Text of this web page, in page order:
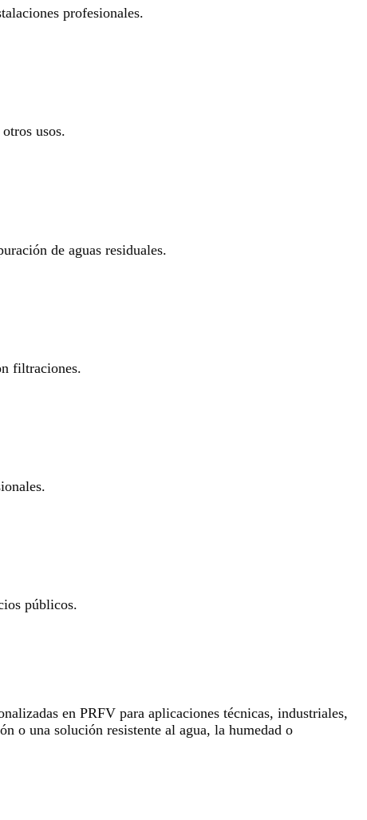
profesionales.
usos.
de aguas residuales.
filtraciones.
públicos.
en PRFV para aplicaciones técnicas, industriales,
o una solución resistente al agua, la humedad o